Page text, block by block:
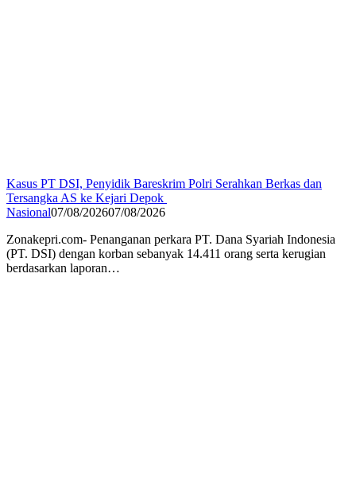
Kasus PT DSI, Penyidik Bareskrim Polri Serahkan Berkas dan
Tersangka AS ke Kejari Depok
Nasional07/08/202607/08/2026
Zonakepri.com- Penanganan perkara PT. Dana Syariah Indonesia
(PT. DSI) dengan korban sebanyak 14.411 orang serta kerugian
berdasarkan laporan…